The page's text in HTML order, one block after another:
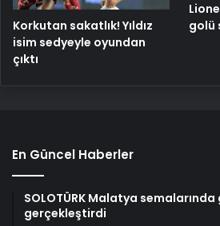
Korkutan sakatlık! Yıldız
isim sedyeyle oyundan
çıktı
golü
En Güncel Haberler
SOLOTÜRK Malatya
gerçekleştirdi